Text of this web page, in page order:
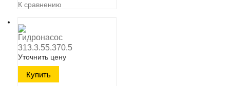
К сравнению
Гидронасос
313.3.55.370.5
Уточнить цену